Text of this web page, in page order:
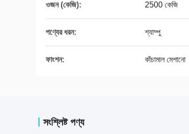
ওজন (কেজি): 2500 কেজি
পণ্যের ধরন: শ্যাম্পু
ফাংশন: কাঁচামাল মেশানো
সংশ্লিষ্ট পণ্য